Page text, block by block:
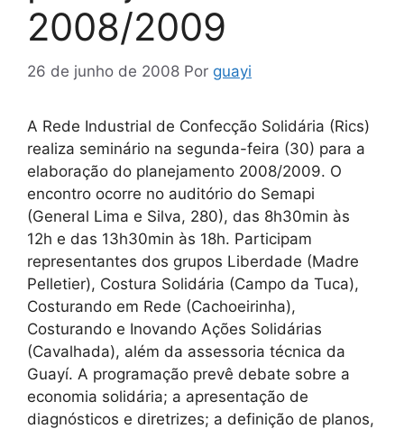
2008/2009
26 de junho de 2008 Por guayi
A Rede Industrial de Confecção Solidária (Rics)
realiza seminário na segunda-feira (30) para a
elaboração do planejamento 2008/2009. O
encontro ocorre no auditório do Semapi
(General Lima e Silva, 280), das 8h30min às
12h e das 13h30min às 18h. Participam
representantes dos grupos Liberdade (Madre
Pelletier), Costura Solidária (Campo da Tuca),
Costurando em Rede (Cachoeirinha),
Costurando e Inovando Ações Solidárias
(Cavalhada), além da assessoria técnica da
Guayí. A programação prevê debate sobre a
economia solidária; a apresentação de
diagnósticos e diretrizes; a definição de planos,